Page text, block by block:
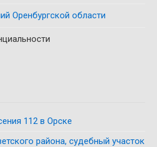
Оренбургской области
112 в Орске
района, судебный участок